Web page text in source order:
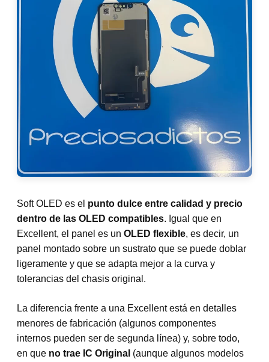
Soft OLED es el punto dulce entre calidad y precio
dentro de las OLED compatibles. Igual que en
Excellent, el panel es un OLED flexible, es decir, un
panel montado sobre un sustrato que se puede doblar
ligeramente y que se adapta mejor a la curva y
tolerancias del chasis original.
La diferencia frente a una Excellent está en detalles
menores de fabricación (algunos componentes
internos pueden ser de segunda línea) y, sobre todo,
en que no trae IC Original (aunque algunos modelos